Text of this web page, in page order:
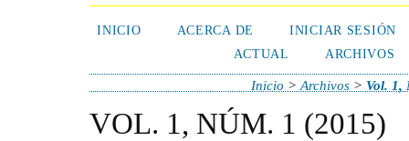
INICIO ACERCA DE
INICIAR SESIÓN
ACTUAL
ARCHIVOS
Inicio >Archivos > Vol. 1,
VOL. 1, NÚM. 1 (2015)